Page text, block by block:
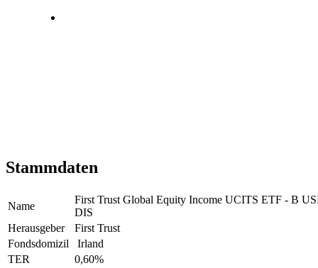
Stammdaten
Name
First Trust Global Equity Income UCITS ETF - B
DIS
Herausgeber
First Trust
Fondsdomizil
Irland
TER
0,60%